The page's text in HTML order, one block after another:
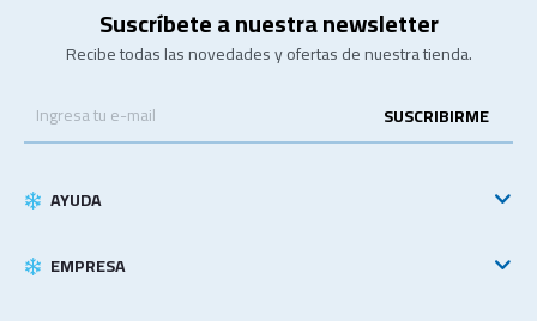
Suscríbete a nuestra newsletter
Recibe todas las novedades y ofertas de nuestra tienda.
SUSCRIBIRME
AYUDA
EMPRESA